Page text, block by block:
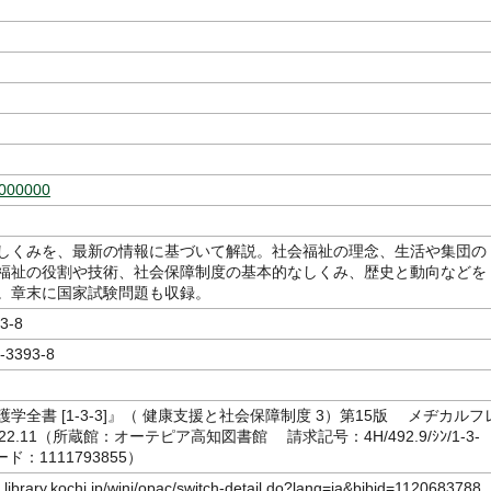
くみを、最新の情報に基づいて解説。社会福祉の理念、生活や集団の
祉の役割や技術、社会保障制度の基本的なしくみ、歴史と動向などを
章末に国家試験問題も収録。
8
3393-8
学全書 [1-3-3]』（ 健康支援と社会保障制度 3）第15版 メヂカルフ
（所蔵館：オーテピア高知図書館 請求記号：4H/492.9/ｼﾝ/1-3-
：1111793855）